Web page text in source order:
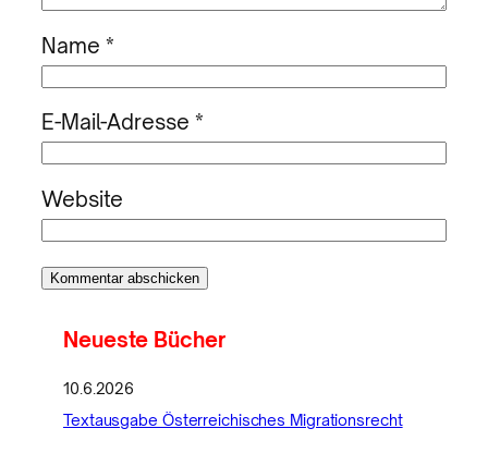
Name *
E-Mail-Adresse *
Website
Neueste Bücher
10.6.2026
Textausgabe Österreichisches Migrationsrecht